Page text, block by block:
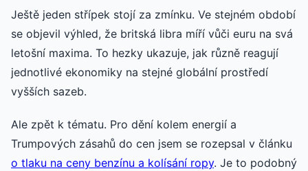
Ještě jeden střípek stojí za zmínku. Ve stejném období
se objevil výhled, že britská libra míří vůči euru na svá
letošní maxima. To hezky ukazuje, jak různě reagují
jednotlivé ekonomiky na stejné globální prostředí
vyšších sazeb.
Ale zpět k tématu. Pro dění kolem energií a
Trumpových zásahů do cen jsem se rozepsal v článku
o tlaku na ceny benzínu a kolísání ropy. Je to podobný